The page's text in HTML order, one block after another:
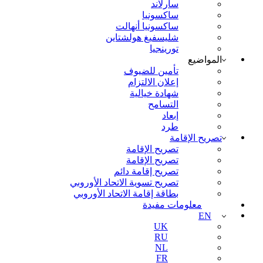
سارلاند
ساكسونيا
ساكسونيا أنهالت
شليسفيغ هولشتاين
تورينجيا
المواضيع
تأمين للضيوف
إعلان الالتزام
شهادة خيالية
التسامح
إبعاد
طرد
تصريح الإقامة
تصريح الإقامة
تصريح الإقامة
تصريح إقامة دائم
تصريح تسوية الاتحاد الأوروبي
بطاقة إقامة الاتحاد الأوروبي
معلومات مفيدة
EN
UK
RU
NL
FR